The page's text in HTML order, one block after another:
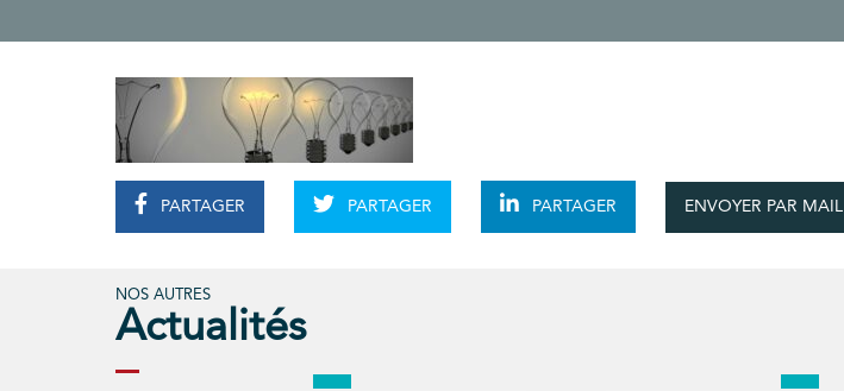
PARTAGER PARTAGER PARTAGER ENVOYER PAR MAIL
NOS AUTRES
Actualités